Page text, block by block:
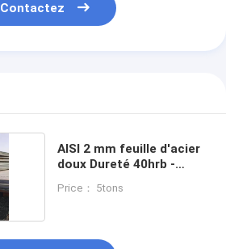
Contactez
AISI 2 mm feuille d'acier
doux Dureté 40hrb -
Price： 5tons